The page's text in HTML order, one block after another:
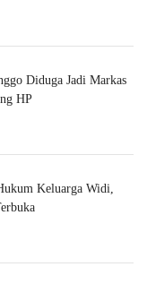
Diduga Jadi Markas
HP
Keluarga Widi,